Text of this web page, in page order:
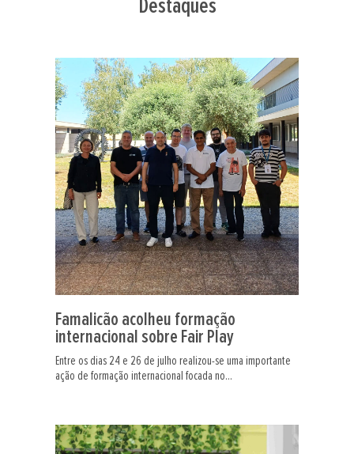
Destaques
Famalicão acolheu formação
internacional sobre Fair Play
Entre os dias 24 e 26 de julho realizou-se uma importante
ação de formação internacional focada no...